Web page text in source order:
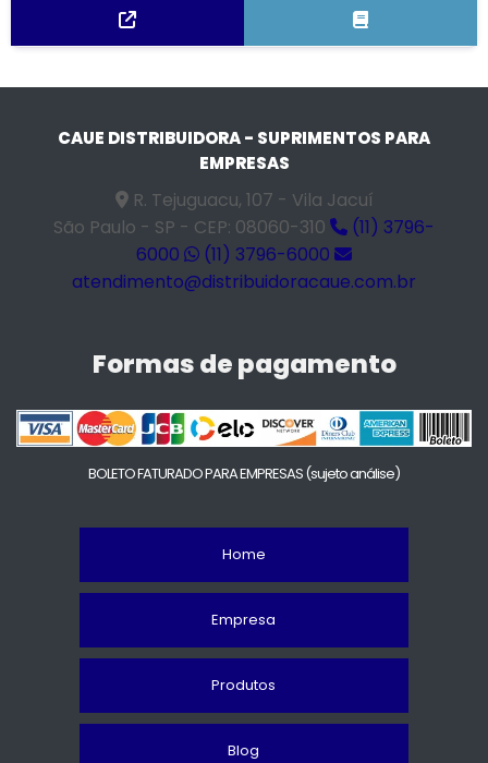
CAUE DISTRIBUIDORA - SUPRIMENTOS PARA
EMPRESAS
R. Tejuguacu, 107 - Vila Jacuí
São Paulo - SP - CEP: 08060-310
(11) 3796-
6000
(11) 3796-6000
atendimento@distribuidoracaue.com.br
Formas de pagamento
BOLETO FATURADO PARA EMPRESAS(sujeto análise)
Home
Empresa
Produtos
Blog